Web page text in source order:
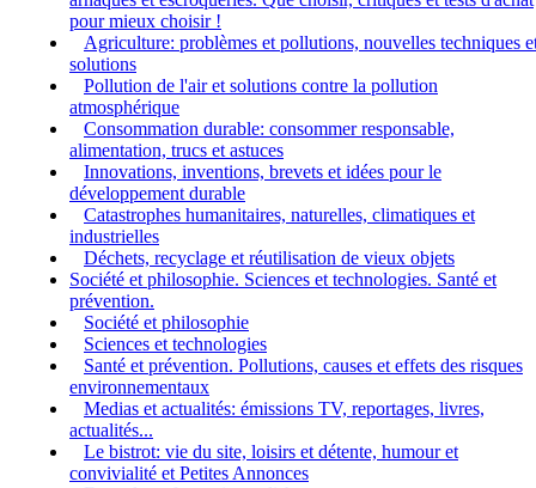
pour mieux choisir !
Agriculture: problèmes et pollutions, nouvelles techniques
solutions
Pollution de l'air et solutions contre la pollution
atmosphérique
Consommation durable: consommer responsable,
alimentation, trucs et astuces
Innovations, inventions, brevets et idées pour le
développement durable
Catastrophes humanitaires, naturelles, climatiques et
industrielles
Déchets, recyclage et réutilisation de vieux objets
Société et philosophie. Sciences et technologies. Santé et
prévention.
Société et philosophie
Sciences et technologies
Santé et prévention. Pollutions, causes et effets des risques
environnementaux
Medias et actualités: émissions TV, reportages, livres,
actualités...
Le bistrot: vie du site, loisirs et détente, humour et
convivialité et Petites Annonces